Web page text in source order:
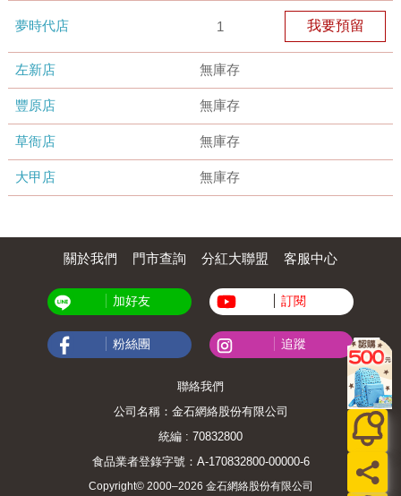
夢時代店 1 我要預留
左新店 無庫存
豐原店 無庫存
草衙店 無庫存
大甲店 無庫存
關於我們 門市查詢 分紅大聯盟 客服中心
加好友 訂閱
粉絲團 追蹤
聯絡我們
公司名稱：金石網絡股份有限公司
統編 : 70832800
食品業者登錄字號：A-170832800-00000-6
Copyright© 2000–2026 金石網絡股份有限公司